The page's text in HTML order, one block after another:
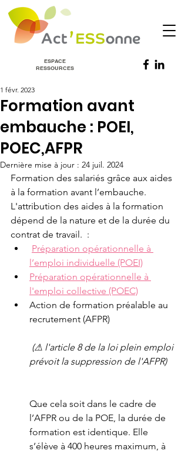
ESPACE
RESSOURCES
Formation avant
embauche : POEI,
POEC,AFPR
1 févr. 2023
Dernière mise à jour : 24 juil. 2024
Formation des salariés grâce aux aides
à la formation avant l’embauche.
L'attribution des aides à la formation
dépend de la nature et de la durée du
contrat de travail.  :
Préparation opérationnelle à
l’emploi individuelle (POEI)
Préparation opérationnelle à
l'emploi collective (POEC)
Action de formation préalable au
recrutement (AFPR)
(⚠ l'article 8 de la loi plein emploi
prévoit la suppression de l'AFPR)
Que cela soit dans le cadre de
l’AFPR ou de la POE, la durée de
formation est identique. Elle
s’élève à 400 heures maximum, à